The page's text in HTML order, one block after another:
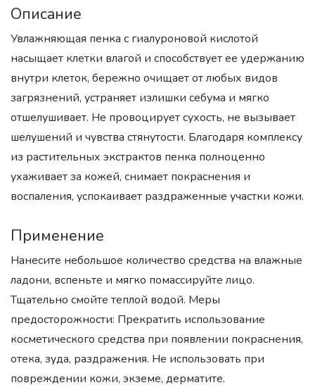
Описание
Увлажняющая пенка с гиалуроновой кислотой
насыщает клетки влагой и способствует ее удержанию
внутри клеток, бережно очищает от любых видов
загрязнений, устраняет излишки себума и мягко
отшелушивает. Не провоцирует сухость, не вызывает
шелушений и чувства стянутости. Благодаря комплексу
из растительных экстрактов пенка полноценно
ухаживает за кожей, снимает покраснения и
воспаления, успокаивает раздраженные участки кожи.
Применение
Нанесите небольшое количество средства на влажные
ладони, вспеньте и мягко помассируйте лицо.
Тщательно смойте теплой водой. Меры
предосторожности: Прекратить использование
косметического средства при появлении покраснения,
отека, зуда, раздражения. Не использовать при
повреждении кожи, экземе, дерматите.